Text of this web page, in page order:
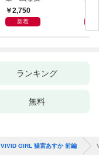
2,750
新着
ｉｒ
ランキング
無料
VIVID GIRL 猫宮あすか 前編